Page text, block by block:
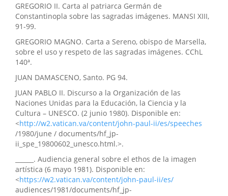
GREGORIO II. Carta al patriarca Germán de
Constantinopla sobre las sagradas imágenes. MANSI XIII,
91-99.
GREGORIO MAGNO. Carta a Sereno, obispo de Marsella,
sobre el uso y respeto de las sagradas imágenes. CChL
140ª.
JUAN DAMASCENO, Santo. PG 94.
JUAN PABLO II. Discurso a la Organización de las
Naciones Unidas para la Educación, la Ciencia y la
Cultura – UNESCO. (2 junio 1980). Disponible en:
<http://w2.vatican.va/content/john-paul-ii/es/speeches
/1980/june / documents/hf_jp-
ii_spe_19800602_unesco.html.>.
______. Audiencia general sobre el ethos de la imagen
artística (6 mayo 1981). Disponible en:
<https://w2.vatican.va/content/john-paul-ii/es/
audiences/1981/documents/hf_jp-